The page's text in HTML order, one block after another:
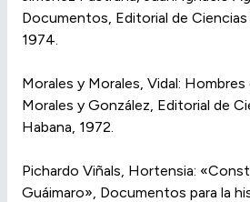
Documentos, Editorial de Ciencias
1974.
Morales y Morales, Vidal: Hombres
Morales y González, Editorial de
Habana, 1972.
Pichardo Viñals, Hortensia:
Guáimaro», Documentos para la